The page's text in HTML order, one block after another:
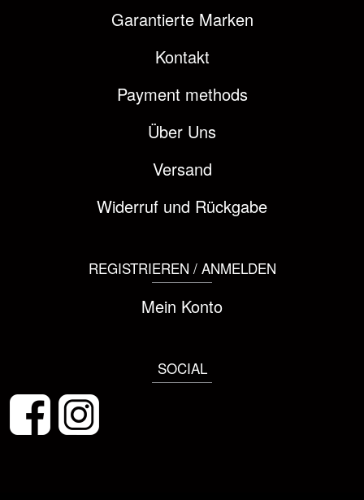
Garantierte Marken
Kontakt
Payment methods
Über Uns
Versand
Widerruf und Rückgabe
REGISTRIEREN / ANMELDEN
Mein Konto
SOCIAL